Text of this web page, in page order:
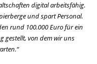
digital arbeitsfähig.
und spart Personal.
rund 100.000 Euro für ein
gestellt, von dem wir uns